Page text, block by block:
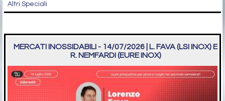
Altri Speciali
MERCATI INOSSIDABILI - 14/07/2026 | L. FAVA (LSI INOX) E
R. NEMFARDI (EURE INOX)